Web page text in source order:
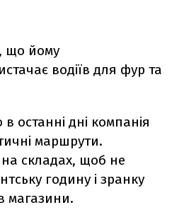
що йому
водіїв для фур та
останні дні компанія
маршрути.
складах, щоб не
годину і зранку
магазини.